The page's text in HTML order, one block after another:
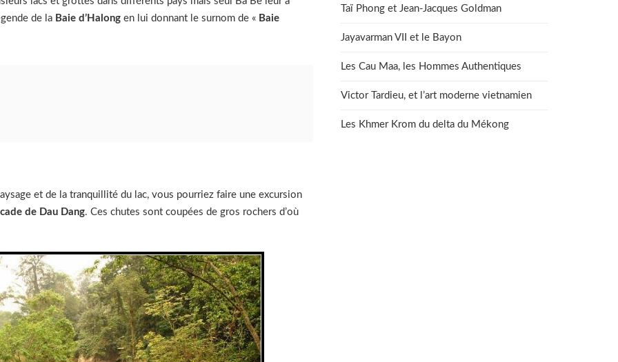
de la Baie d’Halong en lui donnant le surnom de « Baie
et de la tranquillité du lac, vous pourriez faire une excursion
de Dau Dang. Ces chutes sont coupées de gros rochers d’où
Taï Phong et Jean-Jacques Goldman
Jayavarman VII et le Bayon
Les Cau Maa, les Hommes Authentiques
Victor Tardieu, et l’art moderne vietnamien
Les Khmer Krom du delta du Mékong